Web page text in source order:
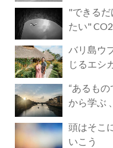
"できるだ
たい"
バリ島ウ
じるエシ
“あるも
から学ぶ
頭はそこ
いこう